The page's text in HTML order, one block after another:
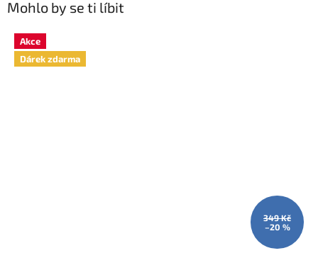
Mohlo by se ti líbit
Akce
Dárek zdarma
349 Kč
–20 %